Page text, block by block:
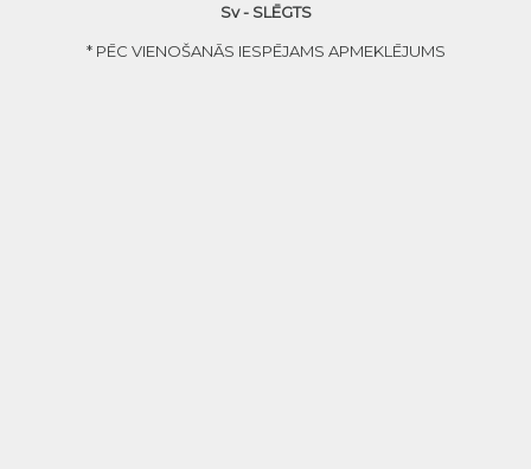
Sv - SLĒGTS
* PĒC VIENOŠANĀS IESPĒJAMS APMEKLĒJUMS